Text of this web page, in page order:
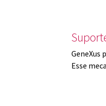
GeneXus
Esse